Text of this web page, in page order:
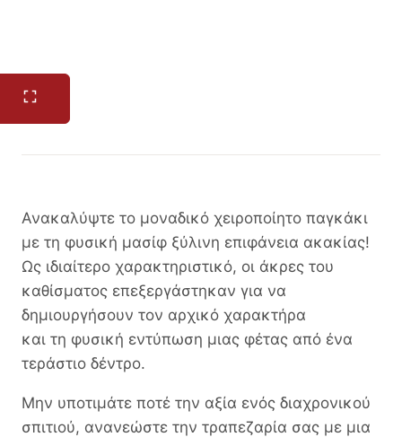
Ανακαλύψτε το μοναδικό χειροποίητο παγκάκι
με τη φυσική μασίφ ξύλινη επιφάνεια ακακίας!
Ως ιδιαίτερο χαρακτηριστικό, οι άκρες του
καθίσματος επεξεργάστηκαν για να
δημιουργήσουν τον αρχικό χαρακτήρα
και τη φυσική εντύπωση μιας φέτας από ένα
τεράστιο δέντρο.
Μην υποτιμάτε ποτέ την αξία ενός διαχρονικού
σπιτιού, ανανεώστε την τραπεζαρία σας με μια